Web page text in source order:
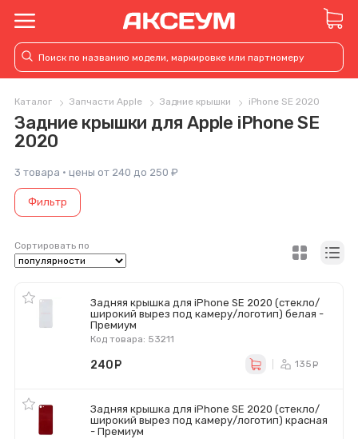
Каталог Запчасти Apple Задние крышки iPhone SE 2020
Задние крышки для Apple iPhone SE
2020
3 товара · цены от 240 до 250 ₽
Фильтр
Сортировать по
Задняя крышка для iPhone SE 2020 (стекло/
широкий вырез под камеру/логотип) белая -
Премиум
Код товара: 53211
240 135
Задняя крышка для iPhone SE 2020 (стекло/
широкий вырез под камеру/логотип) красная
- Премиум